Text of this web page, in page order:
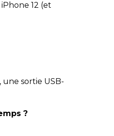
12 (et
une sortie USB-
?